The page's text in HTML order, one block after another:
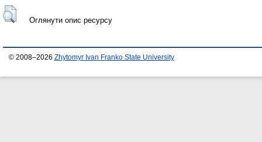
Оглянути опис ресурсу
© 2008–2026 Zhytomyr Ivan Franko State University